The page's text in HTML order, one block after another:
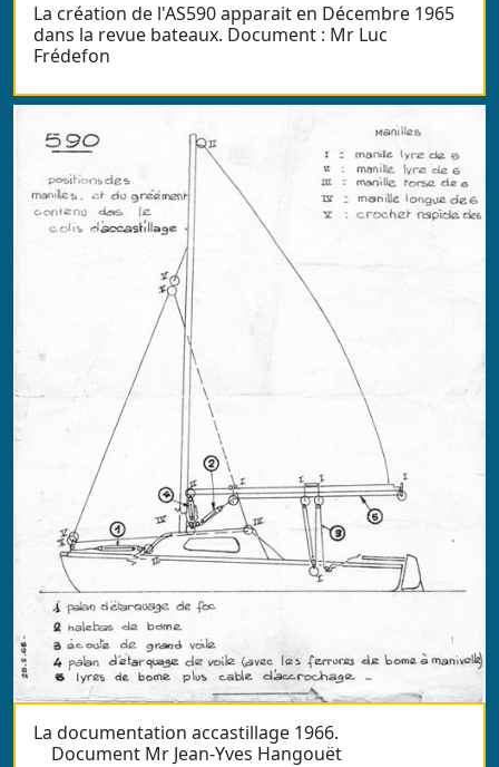
La création de l'AS590 apparait en Décembre 1965
dans la revue bateaux. Document : Mr Luc
Frédefon
La documentation accastillage 1966.
Document Mr Jean-Yves Hangouët